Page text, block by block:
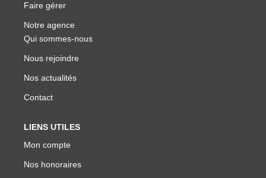
Faire gérer
Notre agence
Qui sommes-nous
Nous rejoindre
Nos actualités
Contact
LIENS UTILES
Mon compte
Nos honoraires